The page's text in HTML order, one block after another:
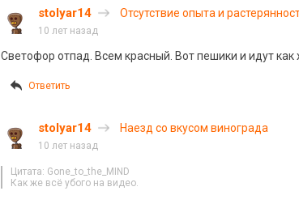
stolyar14 Отсутствие опыта и
10 лет назад
Светофор отпад. Всем красный. Вот пешики и идут как
Ответить
stolyar14 Наезд со вкусом винограда
10 лет назад
Цитата: Gone_to_the_MIND
Как же всё убого на видео.